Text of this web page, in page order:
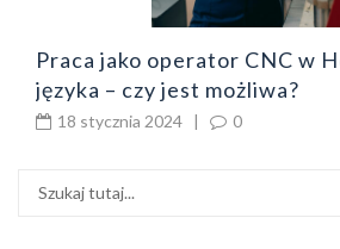
Praca jako operator CNC w
języka – czy jest możliwa?
18 stycznia 2024 | 0